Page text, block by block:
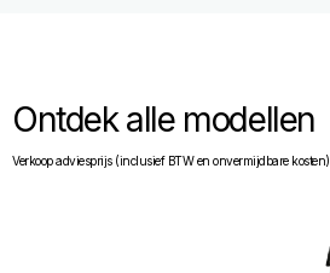
Ontdek alle modellen
Verkoop adviesprijs (inclusief BTW en onvermijdbare kosten)